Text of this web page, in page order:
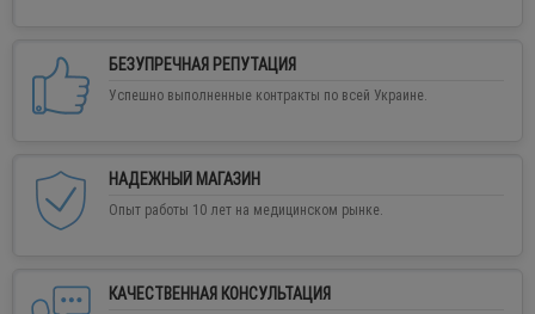
БЕЗУПРЕЧНАЯ РЕПУТАЦИЯ
Успешно выполненные контракты по всей Украине.
НАДЕЖНЫЙ МАГАЗИН
Опыт работы 10 лет на медицинском рынке.
КАЧЕСТВЕННАЯ КОНСУЛЬТАЦИЯ